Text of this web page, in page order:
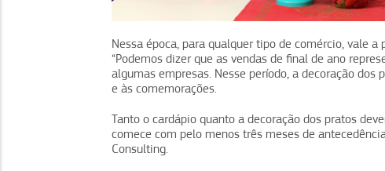
Nessa época, para qualquer tipo de comércio, vale
“Podemos dizer que as vendas de final de ano
algumas empresas. Nesse período, a decoração
e às comemorações.
Tanto o cardápio quanto a decoração dos pratos
comece com pelo menos três meses de
Consulting.